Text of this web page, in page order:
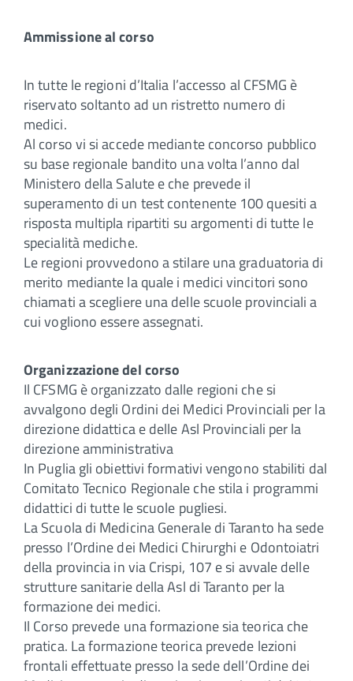
Ammissione al corso
In tutte le regioni d’Italia l’accesso al CFSMG è
riservato soltanto ad un ristretto numero di
medici.
Al corso vi si accede mediante concorso pubblico
su base regionale bandito una volta l’anno dal
Ministero della Salute e che prevede il
superamento di un test contenente 100 quesiti a
risposta multipla ripartiti su argomenti di tutte le
specialità mediche.
Le regioni provvedono a stilare una graduatoria di
merito mediante la quale i medici vincitori sono
chiamati a scegliere una delle scuole provinciali a
cui vogliono essere assegnati.
Organizzazione del corso
Il CFSMG è organizzato dalle regioni che si
avvalgono degli Ordini dei Medici Provinciali per la
direzione didattica e delle Asl Provinciali per la
direzione amministrativa
In Puglia gli obiettivi formativi vengono stabiliti dal
Comitato Tecnico Regionale che stila i programmi
didattici di tutte le scuole pugliesi.
La Scuola di Medicina Generale di Taranto ha sede
presso l’Ordine dei Medici Chirurghi e Odontoiatri
della provincia in via Crispi, 107 e si avvale delle
strutture sanitarie della Asl di Taranto per la
formazione dei medici.
Il Corso prevede una formazione sia teorica che
pratica. La formazione teorica prevede lezioni
frontali effettuate presso la sede dell’Ordine dei